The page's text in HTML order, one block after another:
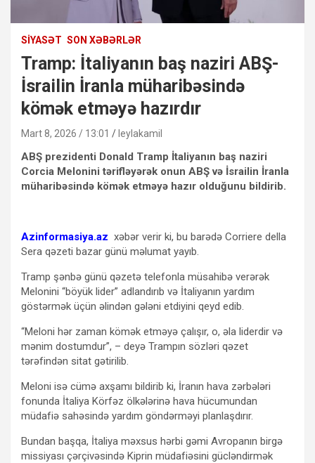
SIYASƏT SON XƏBƏRLƏR
Tramp: İtaliyanın baş naziri ABŞ-
İsrailin İranla müharibəsində
kömək etməyə hazırdır
Mart 8, 2026 / 13:01 leylakamil
ABŞ prezidenti Donald Tramp İtaliyanın baş naziri
Corcia Melonini tərifləyərək onun ABŞ və İsrailin İranla
müharibəsində kömək etməyə hazır olduğunu bildirib.
Azinformasiya.az xəbər verir ki, bu barədə Corriere della
Sera qəzeti bazar günü məlumat yayıb.
Tramp şənbə günü qəzetə telefonla müsahibə verərək
Melonini “böyük lider” adlandırıb və İtaliyanın yardım
göstərmək üçün əlindən gələni etdiyini qeyd edib.
“Meloni hər zaman kömək etməyə çalışır, o, əla liderdir və
mənim dostumdur”, – deyə Trampın sözləri qəzet
tərəfindən sitat gətirilib.
Meloni isə cümə axşamı bildirib ki, İranın hava zərbələri
fonunda İtaliya Körfəz ölkələrinə hava hücumundan
müdafiə sahəsində yardım göndərməyi planlaşdırır.
Bundan başqa, İtaliya məxsus hərbi gəmi Avropanın birgə
missiyası çərçivəsində Kiprin müdafiəsini gücləndirmək